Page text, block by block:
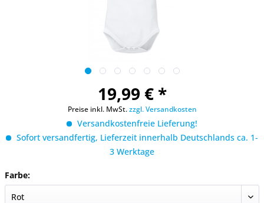
19,99 € *
Preise inkl. MwSt.zzgl. Versandkosten
Versandkostenfreie Lieferung!
Sofort versandfertig, Lieferzeit innerhalb Deutschlands ca. 1-
3 Werktage
Farbe: